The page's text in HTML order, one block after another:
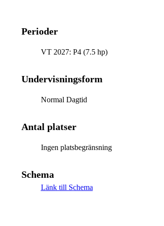
Perioder
VT 2027: P4 (7.5 hp)
Undervisningsform
Normal Dagtid
Antal platser
Ingen platsbegränsning
Schema
Länk till Schema